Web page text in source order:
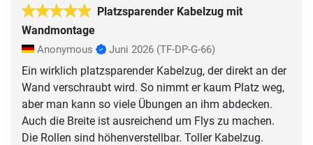
Platzsparender Kabelzug mit
Wandmontage
Anonymous Juni 2026 (TF-DP-G-66)
Ein wirklich platzsparender Kabelzug, der direkt an der
Wand verschraubt wird. So nimmt er kaum Platz weg,
aber man kann so viele Übungen an ihm abdecken.
Auch die Breite ist ausreichend um Flys zu machen.
Die Rollen sind höhenverstellbar. Toller Kabelzug.